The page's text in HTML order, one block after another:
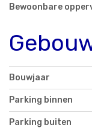
Bewoonbare
Bouwjaar
Parking binnen
Parking buiten